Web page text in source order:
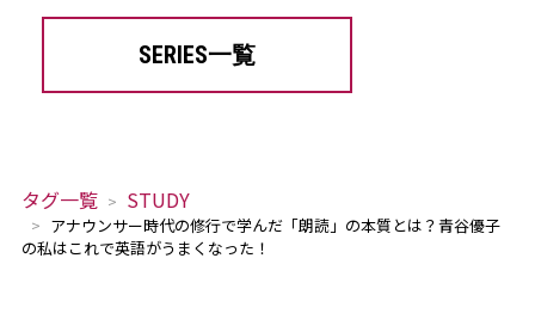
SERIES一覧
タグ一覧 STUDY
アナウンサー時代の修行で学んだ「朗読」の本質とは？青谷優子
の私はこれで英語がうまくなった！